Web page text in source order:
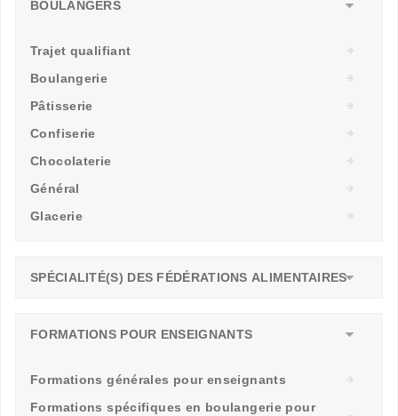
BOULANGERS
Trajet qualifiant
Boulangerie
Pâtisserie
Confiserie
Chocolaterie
Général
Glacerie
SPÉCIALITÉ(S) DES FÉDÉRATIONS ALIMENTAIRES
FORMATIONS POUR ENSEIGNANTS
Formations générales pour enseignants
Formations spécifiques en boulangerie pour